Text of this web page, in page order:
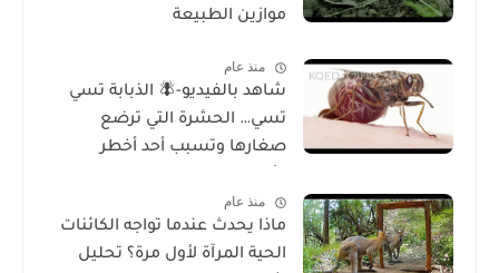
موازين الطبيعة
منذ عام
شاهد بالفيديو-🪰 الذبابة تسي
تسي… الحشرة التي ترضع
صغارها وتسبب أحد أخطر
منذ عام
ماذا يحدث عندما تواجه الكائنات
الحية المرآة لأول مرة؟ تحليل